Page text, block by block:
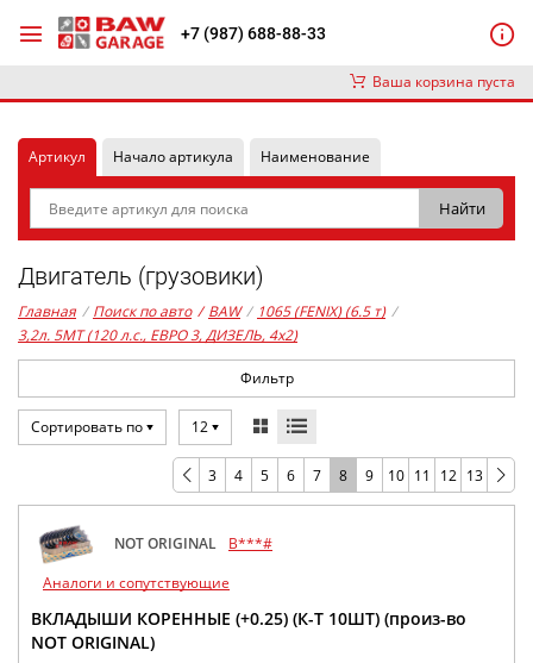
+7 (987) 688-88-33
Ваша корзина пуста
Артикул Начало артикула Наименование
Двигатель (грузовики)
Главная / Поиск по авто / BAW / 1065 (FENIX) (6.5 т) /
3,2л. 5MT (120 л.с., ЕВРО 3, ДИЗЕЛЬ, 4x2)
Фильтр
Сортировать по 12
3 4 5 6 7 8 9 10 11 12 13
NOT ORIGINAL
B***#
Аналоги и сопутствующие
ВКЛАДЫШИ КОРЕННЫЕ (+0.25) (К-Т 10ШТ) (произ-во
NOT ORIGINAL)